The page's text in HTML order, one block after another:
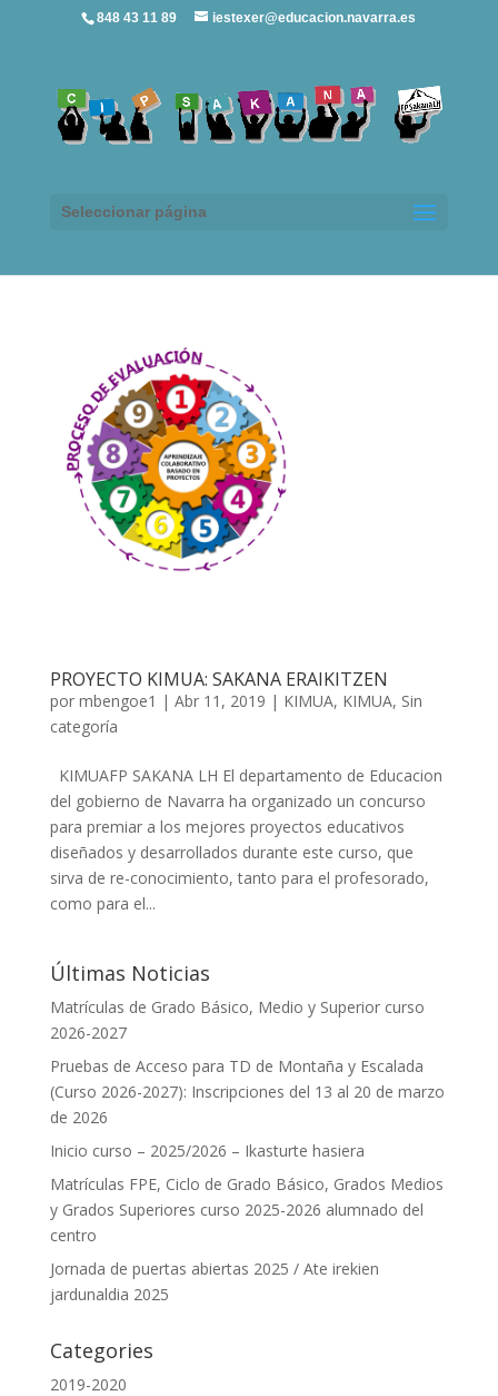
848 43 11 89 iestexer@educacion.navarra.es
Seleccionar página
PROYECTO KIMUA: SAKANA ERAIKITZEN
por mbengoe1 | Abr 11, 2019 | KIMUA, KIMUA, Sin
categoría
KIMUAFP SAKANA LH El departamento de Educacion
del gobierno de Navarra ha organizado un concurso
para premiar a los mejores proyectos educativos
diseñados y desarrollados durante este curso, que
sirva de re-conocimiento, tanto para el profesorado,
como para el...
Últimas Noticias
Matrículas de Grado Básico, Medio y Superior curso
2026-2027
Pruebas de Acceso para TD de Montaña y Escalada
(Curso 2026-2027): Inscripciones del 13 al 20 de marzo
de 2026
Inicio curso – 2025/2026 – Ikasturte hasiera
Matrículas FPE, Ciclo de Grado Básico, Grados Medios
y Grados Superiores curso 2025-2026 alumnado del
centro
Jornada de puertas abiertas 2025 / Ate irekien
jardunaldia 2025
Categories
2019-2020